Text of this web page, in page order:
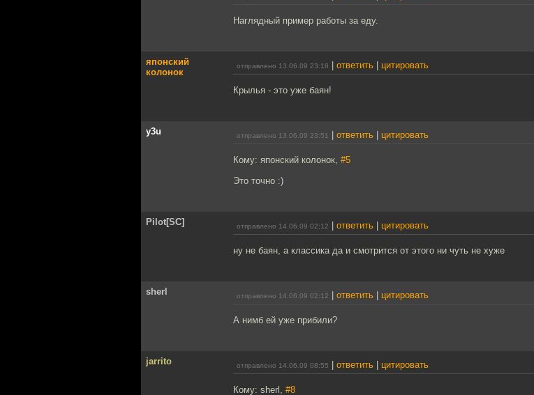
Наглядный пример работы за еду.
японский
колонок
отправлено 13.06.09 23:18 ответить цитировать
Крылья - это уже баян!
y3u отправлено 13.06.09 23:51 ответить цитировать
Кому: японский колонок, #5
Это точно :)
Pilot[SC] отправлено 14.06.09 02:12 ответить цитировать
ну не баян, а классика да и смотрится от этого ни чуть не хуже
sherl отправлено 14.06.09 02:12 ответить цитировать
А нимб ей уже прибили?
jarrito отправлено 14.06.09 08:55 ответить цитировать
Кому: sherl, #8